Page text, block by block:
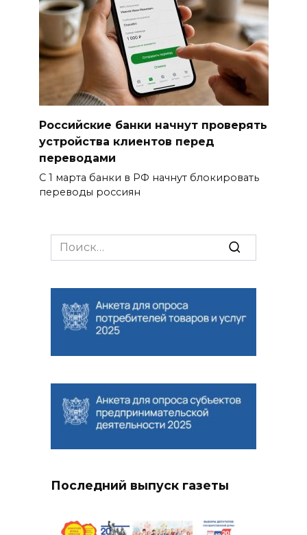
Российские банки начнут проверять
устройства клиентов перед
переводами
С 1 марта банки в РФ начнут блокировать
переводы россиян
Search
for:
Последний выпуск газеты